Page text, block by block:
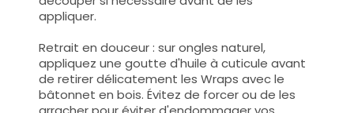
appliquer.
Retrait en douceur : sur ongles naturel,
appliquez une goutte d'huile à cuticule avant
de retirer délicatement les Wraps avec le
bâtonnet en bois. Évitez de forcer ou de les